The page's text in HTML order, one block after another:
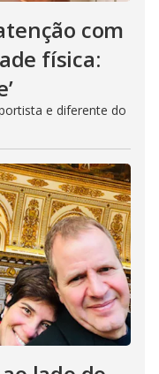
com
física:
e diferente do